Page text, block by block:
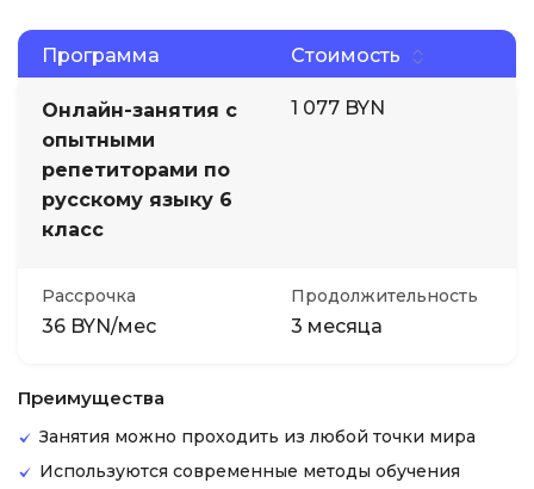
Программа Стоимость
Онлайн-занятия с
опытными
репетиторами по
русскому языку 6
класс
1 077 BYN
Рассрочка
36 BYN/мес
Продолжительность
3 месяца
Преимущества
Занятия можно проходить из любой точки мира
Используются современные методы обучения